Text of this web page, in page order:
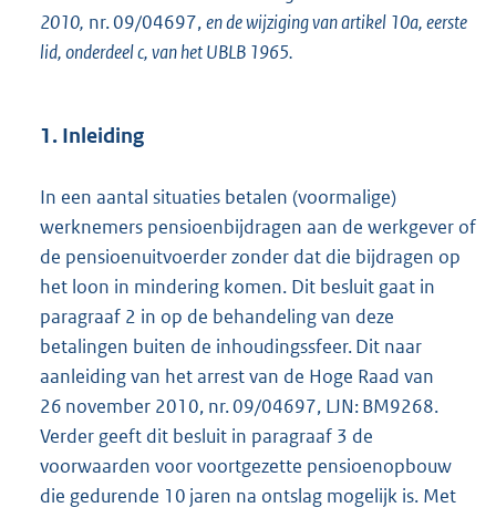
2010, nr. 09/04697,en de wijziging van artikel 10a, eerste
lid, onderdeel c, van het UBLB 1965.
1. Inleiding
In een aantal situaties betalen (voormalige)
werknemers pensioenbijdragen aan de werkgever of
de pensioenuitvoerder zonder dat die bijdragen op
het loon in mindering komen. Dit besluit gaat in
paragraaf 2 in op de behandeling van deze
betalingen buiten de inhoudingssfeer. Dit naar
aanleiding van het arrest van de Hoge Raad van
26 november 2010, nr. 09/04697, LJN: BM9268.
Verder geeft dit besluit in paragraaf 3 de
voorwaarden voor voortgezette pensioenopbouw
die gedurende 10 jaren na ontslag mogelijk is. Met